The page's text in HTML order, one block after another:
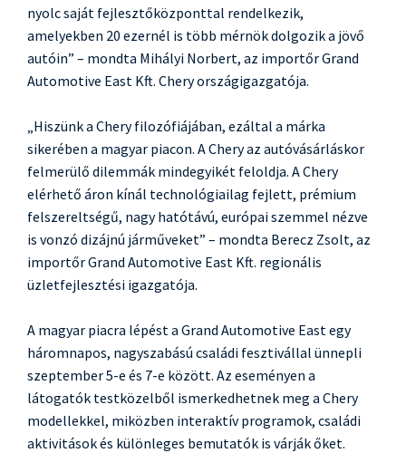
nyolc saját fejlesztőközponttal rendelkezik,
amelyekben 20 ezernél is több mérnök dolgozik a jövő
autóin” – mondta Mihályi Norbert, az importőr Grand
Automotive East Kft. Chery országigazgatója.
„Hiszünk a Chery filozófiájában, ezáltal a márka
sikerében a magyar piacon. A Chery az autóvásárláskor
felmerülő dilemmák mindegyikét feloldja. A Chery
elérhető áron kínál technológiailag fejlett, prémium
felszereltségű, nagy hatótávú, európai szemmel nézve
is vonzó dizájnú járműveket” – mondta Berecz Zsolt, az
importőr Grand Automotive East Kft. regionális
üzletfejlesztési igazgatója.
A magyar piacra lépést a Grand Automotive East egy
háromnapos, nagyszabású családi fesztivállal ünnepli
szeptember 5-e és 7-e között. Az eseményen a
látogatók testközelből ismerkedhetnek meg a Chery
modellekkel, miközben interaktív programok, családi
aktivitások és különleges bemutatók is várják őket.